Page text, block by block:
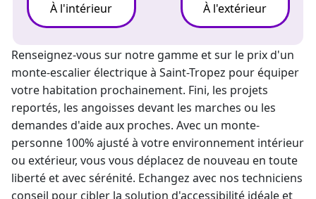
À l'intérieur À l'extérieur
Renseignez-vous sur notre gamme et sur le prix d'un
monte-escalier électriqueà Saint-Tropez pour équiper
votre habitation prochainement. Fini, les projets
reportés, les angoisses devant les marches ou les
demandes d'aide aux proches. Avec un monte-
personne 100% ajusté à votre environnement intérieur
ou extérieur, vous vous déplacez de nouveau en toute
liberté et avec sérénité. Echangez avec nos techniciens
conseil pour cibler la solution d'accessibilité idéale et